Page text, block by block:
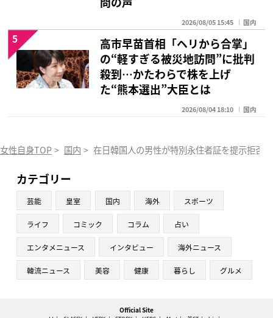
2026/08/05 15:45 国内
高市早苗首相「ヘリから合掌」
の“軽すぎる被災地訪問”に批判
殺到…かたわらで株を上げ
た“熊本選出”大臣とは
2026/08/04 18:10 国内
5
女性自身TOP > 国内 > 在日韓国人の男性が特別永住者証を提示拒否
カテゴリー
芸能 皇室 国内 海外 スポーツ
ライフ コミック コラム 占い
エンタメニュース インタビュー 海外ニュース
韓流ニュース 美容 健康 暮らし グルメ
Official Site